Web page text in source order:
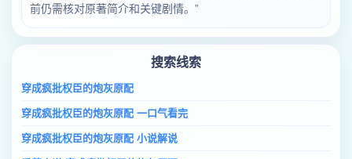
前仍需核对原著简介和关键剧情。”
搜索线索
穿成疯批权臣的炮灰原配
穿成疯批权臣的炮灰原配 一口气看完
穿成疯批权臣的炮灰原配 小说解说